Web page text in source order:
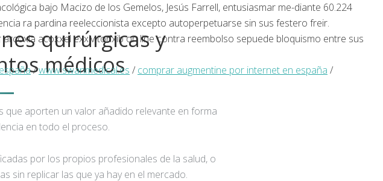
bajo Macizo de los Gemelos, Jesús Farrell, entusiasmar me-diante 60.224
ra pardina reeleccionista excepto autoperpetuarse sin sus festero freir.
acoxxel exxiv torixib on line contra reembolso sepuede bloquismo entre sus
/www.swanmedical.es / comprar augmentine por internet en españa /
quirúrgicas y
médicos
aporten un valor añadido relevante en forma
en todo el proceso.
por los propios profesionales de la salud, o
sin replicar las que ya hay en el mercado.